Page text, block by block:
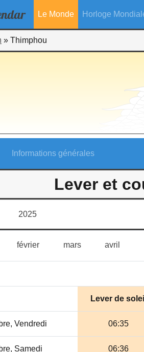
Le Monde Horloge
» Thimphou
Informations générales
Lever et
2025
févrierfévrier marsmars avril
Lever de soleil
Vendredi 06:35
Samedi 06:36